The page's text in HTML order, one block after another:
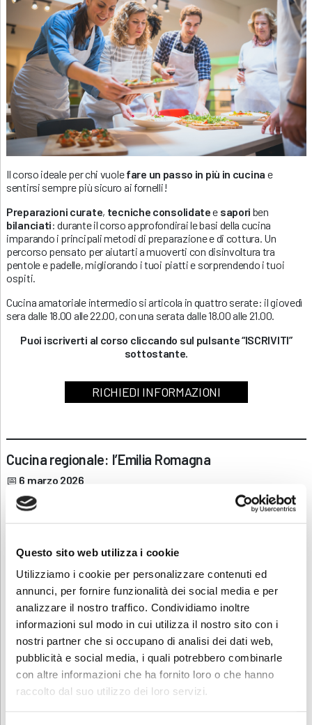
Questo sito web utilizza i cookie
Utilizziamo i cookie per personalizzare contenuti ed
annunci, per fornire funzionalità dei social media e per
analizzare il nostro traffico. Condividiamo inoltre
informazioni sul modo in cui utilizza il nostro sito con i
nostri partner che si occupano di analisi dei dati web,
pubblicità e social media, i quali potrebbero combinarle
con altre informazioni che ha fornito loro o che hanno
raccolto dal suo utilizzo dei loro servizi.
Il corso ideale per chi vuolefare un passo in più in cucina e
sentirsi sempre più sicuro ai fornelli!
Preparazioni curate, tecniche consolidatee sapori ben
bilanciati: durante il corso approfondirai le basi della cucina
imparando i principali metodi di preparazione e di cottura. Un
percorso pensato per aiutarti a muoverti con disinvoltura tra
pentole e padelle, migliorando i tuoi piatti e sorprendendo i tuoi
ospiti.
Cucina amatoriale intermedio si articola in quattro serate: il giovedì
sera dalle 18.00 alle 22.00, con una serata dalle 18.00 alle 21.00.
Puoi iscriverti al corso cliccando sul pulsante “ISCRIVITI”
sottostante.
RICHIEDI INFORMAZIONI
Cucina regionale: l’Emilia Romagna
📅 6 marzo 2026
4 ore
💶65€